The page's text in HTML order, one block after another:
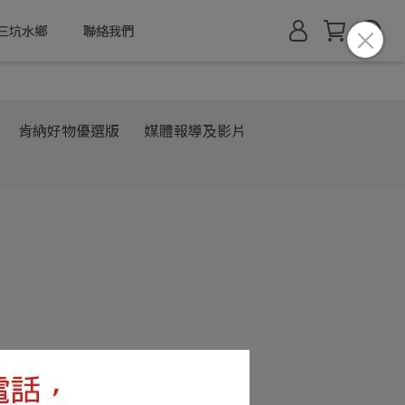
坑水鄉 聯絡我們
肯納好物優選版 媒體報導及影片